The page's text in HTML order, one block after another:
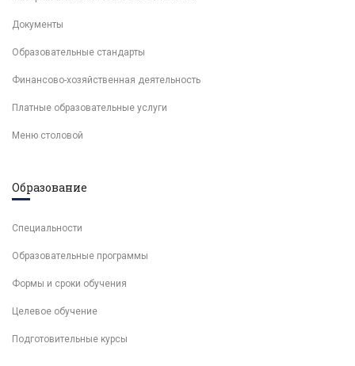
Документы
Образовательные стандарты
Финансово-хозяйственная деятельность
Платные образовательные услуги
Меню столовой
Образование
Специальности
Образовательные программы
Формы и сроки обучения
Целевое обучение
Подготовительные курсы